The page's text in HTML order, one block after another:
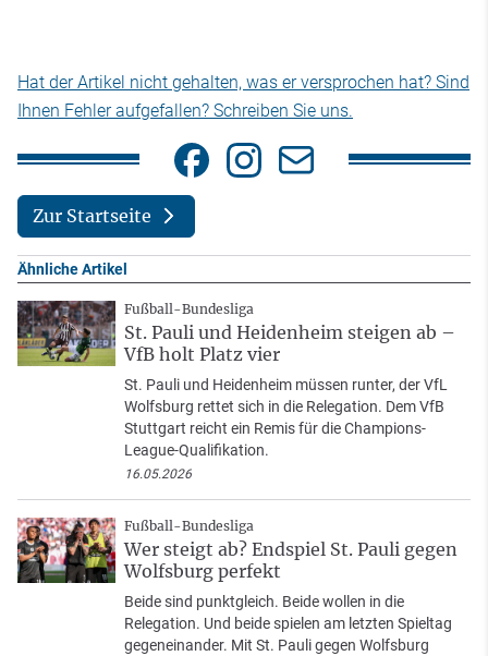
Hat der Artikel nicht gehalten, was er versprochen hat? Sind
Ihnen Fehler aufgefallen? Schreiben Sie uns.
Zur Startseite
Ähnliche Artikel
Fußball-Bundesliga
St. Pauli und Heidenheim steigen ab –
VfB holt Platz vier
St. Pauli und Heidenheim müssen runter, der VfL
Wolfsburg rettet sich in die Relegation. Dem VfB
Stuttgart reicht ein Remis für die Champions-
League-Qualifikation.
16.05.2026
Fußball-Bundesliga
Wer steigt ab? Endspiel St. Pauli gegen
Wolfsburg perfekt
Beide sind punktgleich. Beide wollen in die
Relegation. Und beide spielen am letzten Spieltag
gegeneinander. Mit St. Pauli gegen Wolfsburg